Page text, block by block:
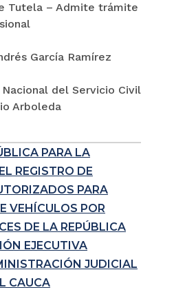
Tutela – Admite trámite
García Ramírez
del Servicio Civil
Arboleda
PARA LA
REGISTRO DE
PARA
VEHÍCULOS POR
DE LA REPÚBLICA
EJECUTIVA
JUDICIAL
CAUCA